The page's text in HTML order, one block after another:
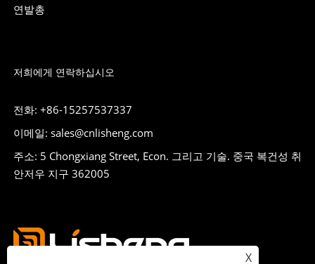
연발총
저희에게 연락하십시오
전화: +86-15257537337
이메일: sales@cnlisheng.com
주소: 5 Chongxiang Street, Econ. 그리고 기술. 중국 복건성 취
안저우 지구 362005
X